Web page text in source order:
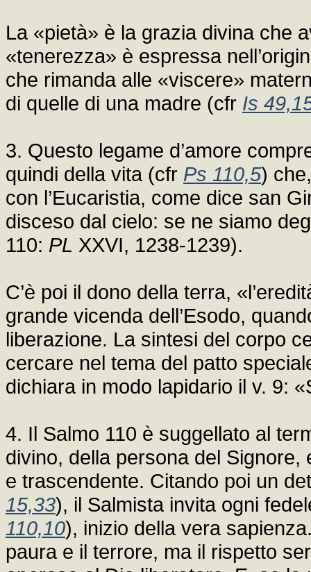
La «pietà» è la grazia divina che
«tenerezza» è espressa
che rimanda alle «viscere»
di quelle di una madre (cfr Is
3. Questo legame d’amore
quindi della vita (cfr Ps 110,5)
con l’Eucaristia, come dice san
disceso dal cielo: se ne siamo
110: PL XXVI, 1238-1239).
C’è poi il dono della terra,
grande vicenda dell’Esodo,
liberazione. La sintesi del corpo
cercare nel tema del patto
dichiara in modo lapidario il v. 9:
4. Il Salmo 110 è suggellato al
divino, della persona del
e trascendente. Citando poi un
15,33), il Salmista invita ogni
110,10), inizio della vera
paura e il terrore, ma il rispetto